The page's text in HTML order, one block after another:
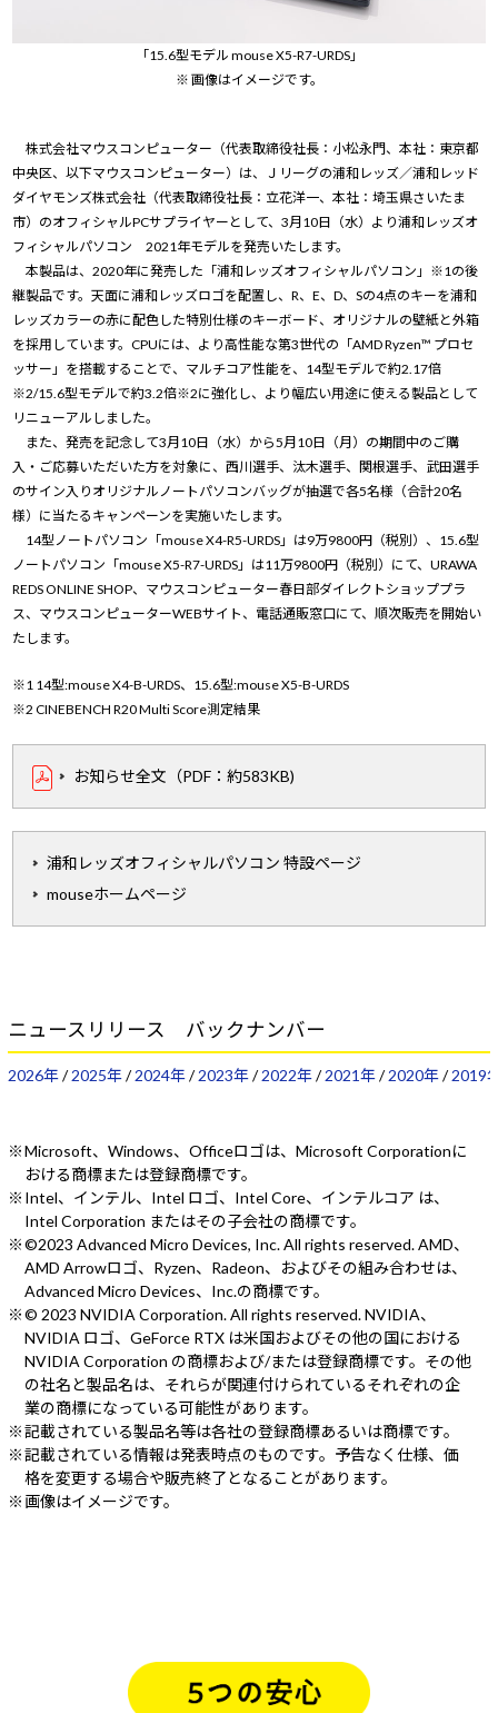
「15.6型モデル mouse X5-R7-URDS」
※ 画像はイメージです。
株式会社マウスコンピューター（代表取締役社長：小松永門、本社：東京都
中央区、以下マウスコンピューター）は、Ｊリーグの浦和レッズ／浦和レッド
ダイヤモンズ株式会社（代表取締役社長：立花洋一、本社：埼玉県さいたま
市）のオフィシャルPCサプライヤーとして、3月10日（水）より浦和レッズオ
フィシャルパソコン 2021年モデルを発売いたします。
本製品は、2020年に発売した「浦和レッズオフィシャルパソコン」※1の後
継製品です。天面に浦和レッズロゴを配置し、R、E、D、Sの4点のキーを浦和
レッズカラーの赤に配色した特別仕様のキーボード、オリジナルの壁紙と外箱
を採用しています。CPUには、より高性能な第3世代の「AMD Ryzen™ プロセ
ッサー」を搭載することで、マルチコア性能を、14型モデルで約2.17倍
※2/15.6型モデルで約3.2倍※2に強化し、より幅広い用途に使える製品として
リニューアルしました。
また、発売を記念して3月10日（水）から5月10日（月）の期間中のご購
入・ご応募いただいた方を対象に、西川選手、汰木選手、関根選手、武田選手
のサイン入りオリジナルノートパソコンバッグが抽選で各5名様（合計20名
様）に当たるキャンペーンを実施いたします。
14型ノートパソコン「mouse X4-R5-URDS」は9万9800円（税別）、15.6型
ノートパソコン「mouse X5-R7-URDS」は11万9800円（税別）にて、URAWA
REDS ONLINE SHOP、マウスコンピューター春日部ダイレクトショッププラ
ス、マウスコンピューターWEBサイト、電話通販窓口にて、順次販売を開始い
たします。
※1 14型:mouse X4-B-URDS、15.6型:mouse X5-B-URDS
※2 CINEBENCH R20 Multi Score測定結果
お知らせ全文（PDF：約583KB)
浦和レッズオフィシャルパソコン 特設ページ
mouseホームページ
ニュースリリース バックナンバー
2026年/2025年/2024年/2023年/2022年/2021年/2020年/2019
Microsoft、Windows、Officeロゴは、Microsoft Corporationに
おける商標または登録商標です。
Intel、インテル、Intel ロゴ、Intel Core、インテルコア は、
Intel Corporation またはその子会社の商標です。
©2023 Advanced Micro Devices, Inc. All rights reserved. AMD、
AMD Arrowロゴ、Ryzen、Radeon、およびその組み合わせは、
Advanced Micro Devices、Inc.の商標です。
© 2023 NVIDIA Corporation. All rights reserved. NVIDIA、
NVIDIA ロゴ、GeForce RTX は米国およびその他の国における
NVIDIA Corporation の商標および/または登録商標です。その他
の社名と製品名は、それらが関連付けられているそれぞれの企
業の商標になっている可能性があります。
記載されている製品名等は各社の登録商標あるいは商標です。
記載されている情報は発表時点のものです。予告なく仕様、価
格を変更する場合や販売終了となることがあります。
画像はイメージです。